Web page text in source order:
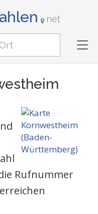
net
Rufnummer